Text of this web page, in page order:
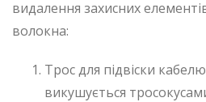
видалення захисних
волокна:
Трос для підвіски
викушується